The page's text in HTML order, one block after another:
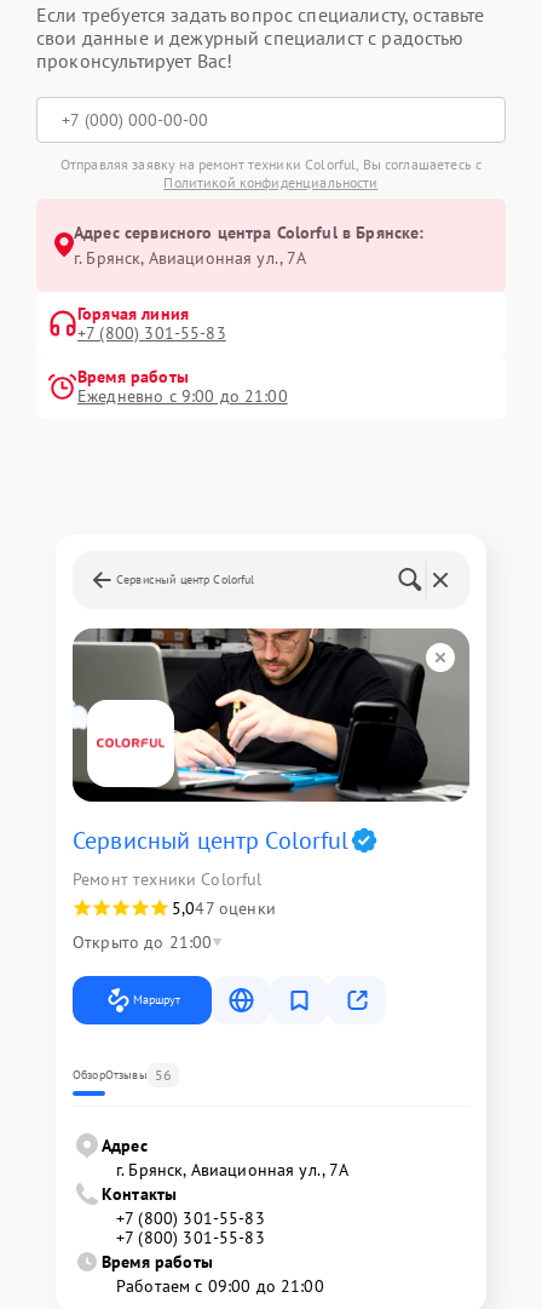
Если требуется задать вопрос специалисту, оставьте
свои данные и дежурный специалист с радостью
проконсультирует Вас!
Отправляя заявку на ремонт техники Colorful, Вы соглашаетесь с
Политикой конфиденциальности
Адрес сервисного центра Colorful в Брянске:
г. Брянск, Авиационная ул., 7А
Горячая линия
+7 (800) 301-55-83
Время работы
Ежедневно с 9:00 до 21:00
Сервисный центр Colorful
Сервисный центр Colorful
Ремонт техники Colorful
5,047 оценки
Открыто до 21:00
Маршрут
ОбзорОтзывы 56
Адрес
г. Брянск, Авиационная ул., 7А
Контакты
+7 (800) 301-55-83
+7 (800) 301-55-83
Время работы
Работаем с 09:00 до 21:00